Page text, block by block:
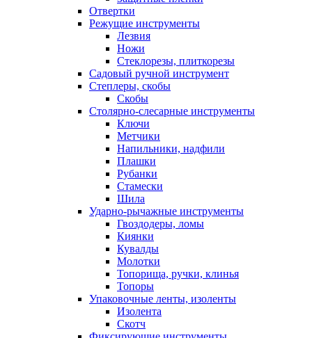
Отвертки
Режущие инструменты
Лезвия
Ножи
Стеклорезы, плиткорезы
Садовый ручной инструмент
Степлеры, скобы
Скобы
Столярно-слесарные инструменты
Ключи
Метчики
Напильники, надфили
Плашки
Рубанки
Стамески
Шила
Ударно-рычажные инструменты
Гвоздодеры, ломы
Киянки
Кувалды
Молотки
Топорища, ручки, клинья
Топоры
Упаковочные ленты, изоленты
Изолента
Скотч